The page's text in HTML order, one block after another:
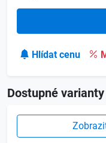
Hlídat cenu
Dostupné varianty